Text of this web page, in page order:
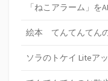
「ねこアラーム」を
絵本 てんてんてん
ソラのトケイ Liteア